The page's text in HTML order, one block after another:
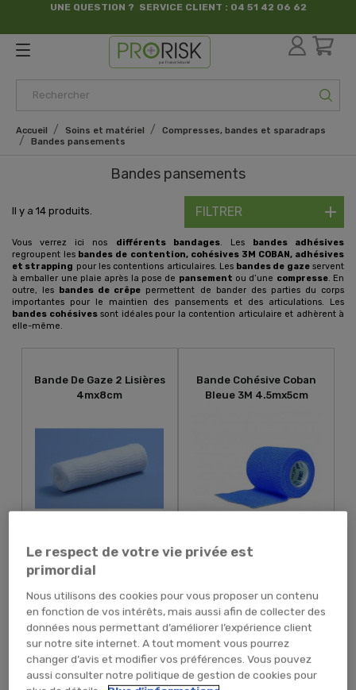
UNE QUESTION ? SERVICE CLIENT : 04 51 42 06 62
par France Sécurité
Accueil Soins et matériel
Compresses, bandes et sparadraps
Bandes pansements
Bandes pansements
FILTRER
Il y a 14 produits.
Vous verrez ici nos différents bandages. Les bandes adhésives
regroupent les bandes de contention, cohésives 3M COBAN, adhésives
et strapping pour les contentions articulaires. Les bandes de gazeservent
à emballer une plaie après la pose de pansement ou d’une compresse. En
outre, les bandes de crêpe permettent de bander des parties du corps
importantes pour le maintien des pansements et des articulations. Les
bandes cohésivessont idéales pour la contention articulaire et adhèrent à
elle-même.
Bande De Gaze 2 Lisières
4mx8cm
9,22 € TTC 7,68 € HT
AJOUTER AU PANIER
Bande Cohésive Coban
Bleue 3M 4.5mx5cm
2,76 € TTC
RUPTURE PROVISOIRE
Bande Cohésive Coban 3M
4.5mx5cm
Bande Cohésive Coban 3M
4.5mx2.5cm
Le respect de votre vie privée est
primordial
Nous utilisons des cookies pour vous proposer un contenu
en fonction de vos intérêts, mais aussi afin de collecter des
données nous permettant d’améliorer l’expérience client
sur notre site internet. A tout moment vous pourrez
changer d’avis et modifier vos préférences. Vous pouvez
aussi consulter notre politique de gestion de cookies pour